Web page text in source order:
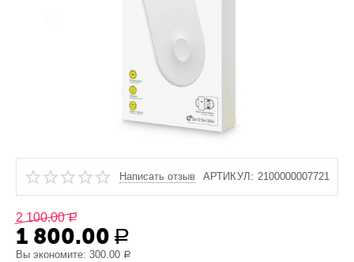
Написать отзыв АРТИКУЛ: 2100000007721
2 100.00 Р
1 800.00 Р
Вы экономите:300.00 Р